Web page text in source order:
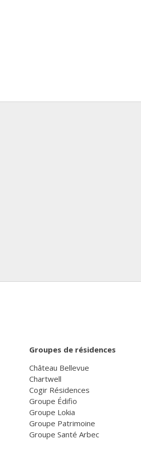
Groupes de résidences
Château Bellevue
Chartwell
Cogir Résidences
Groupe Édifio
Groupe Lokia
Groupe Patrimoine
Groupe Santé Arbec